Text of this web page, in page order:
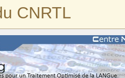
CNRTL